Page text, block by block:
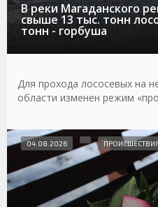
В реки Магаданского
свыше 13 тыс. тонн
тонн - горбуша
Для прохода лососевых на
области изменен режим
04.08.2026